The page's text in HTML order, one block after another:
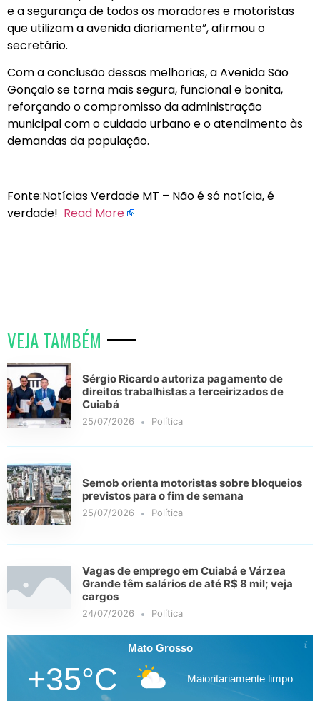
e a segurança de todos os moradores e motoristas
que utilizam a avenida diariamente”, afirmou o
secretário.
Com a conclusão dessas melhorias, a Avenida São
Gonçalo se torna mais segura, funcional e bonita,
reforçando o compromisso da administração
municipal com o cuidado urbano e o atendimento às
demandas da população.
Fonte:Notícias Verdade MT – Não é só notícia, é
verdade! Read More
VEJA TAMBÉM
Sérgio Ricardo autoriza pagamento de
direitos trabalhistas a terceirizados de
Cuiabá
25/07/2026 Política
Semob orienta motoristas sobre bloqueios
previstos para o fim de semana
25/07/2026 Política
Vagas de emprego em Cuiabá e Várzea
Grande têm salários de até R$ 8 mil; veja
cargos
24/07/2026 Política
Mato Grosso
+35°C Maioritariamente limpo